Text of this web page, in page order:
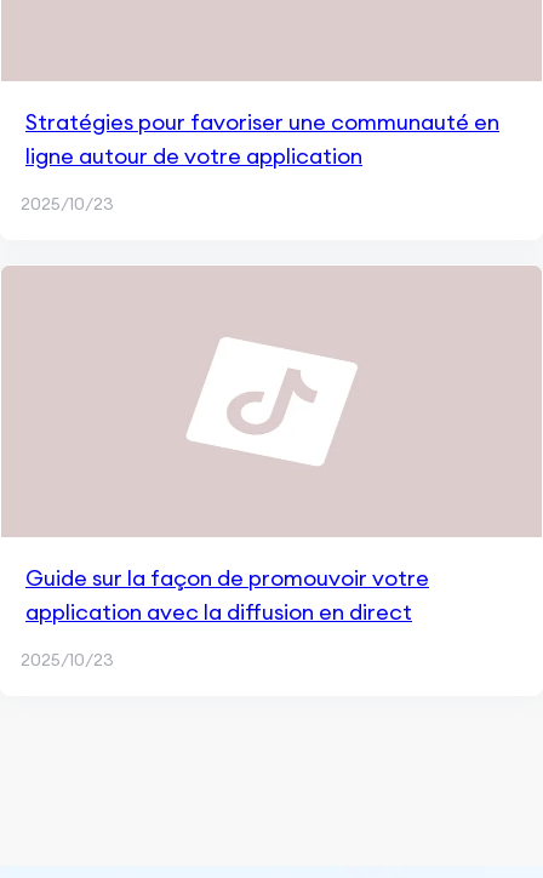
Stratégies pour favoriser une communauté en
ligne autour de votre application
2025/10/23
Guide sur la façon de promouvoir votre
application avec la diffusion en direct
2025/10/23